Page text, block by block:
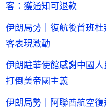
客：獲通知可退款
伊朗局勢｜復航後首班
客表現激動
伊朗駐華使館感謝中國
打倒美帝國主義
伊朗局勢｜阿聯酋航空